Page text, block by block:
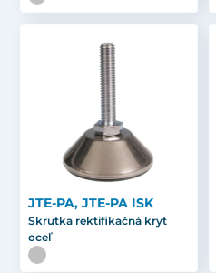
JTE-PA, JTE-PA ISK
Skrutka rektifikačná kryt
oceľ